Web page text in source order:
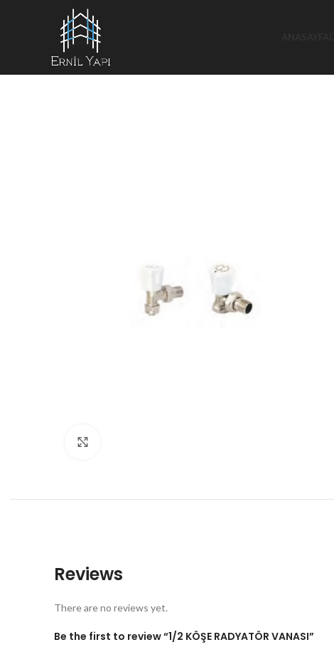
Reviews
There are no reviews yet.
Be the first to review “1/2 KÖŞE RADYATÖR VANASI”